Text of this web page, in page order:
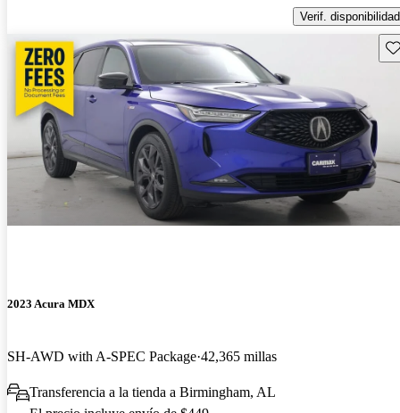
Verif. disponibilidad
2023 Acura MDX
SH-AWD with A-SPEC Package 42,365 millas
Transferencia a la tienda a Birmingham, AL